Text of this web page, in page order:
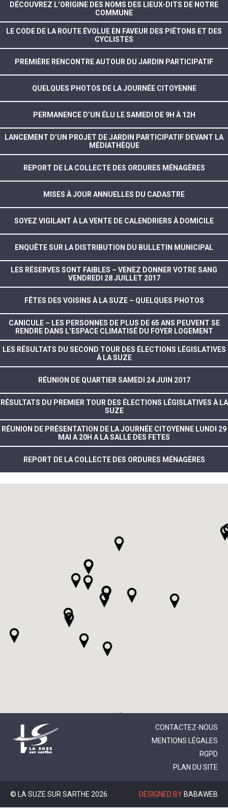
DÉCOUVREZ L’ORIGINE DES NOMS DES LIEUX-DITS DE NOTRE
COMMUNE
LE CODE DE LA ROUTE ÉVOLUE EN FAVEUR DES PIÉTONS ET DES
CYCLISTES
PREMIÈRE RENCONTRE AUTOUR DU JARDIN PARTICIPATIF
QUELQUES PHOTOS DE LA JOURNÉE CITOYENNE
PERMANENCE D’UN ÉLU LE SAMEDI DE 9H À 12H
LANCEMENT D’UN PROJET DE JARDIN PARTICIPATIF DEVANT LA
MÉDIATHÈQUE
REPORT DE LA COLLECTE DES ORDURES MÉNAGÈRES
MISES À JOUR ANNUELLES DU CADASTRE
SOYEZ VIGILANT À LA VENTE DE CALENDRIERS À DOMICILE
ENQUÊTE SUR LA DISTRIBUTION DU BULLETIN MUNICIPAL
LES RÉSERVES SONT FAIBLES – VENEZ DONNER VOTRE SANG
VENDREDI 28 JUILLET 2017
FÊTES DES VOISINS À LA SUZE – QUELQUES PHOTOS
CANICULE – LES PERSONNES DE PLUS DE 65 ANS PEUVENT SE
RENDRE DANS L’ESPACE CLIMATISÉ DU FOYER LOGEMENT
LES RÉSULTATS DU SECOND TOUR DES ÉLECTIONS LÉGISLATIVES
À LA SUZE
RÉUNION DE QUARTIER SAMEDI 24 JUIN 2017
RÉSULTATS DU PREMIER TOUR DES ÉLECTIONS LÉGISLATIVES À LA
SUZE
RÉUNION DE PRÉSENTATION DE LA JOURNÉE CITOYENNE LUNDI 29
MAI A 20H A LA SALLE DES FETES
REPORT DE LA COLLECTE DES ORDURES MÉNAGÈRES
CONTACTEZ-NOUS
MENTIONS LÉGALES
RGPD
PLAN DU SITE
© LA SUZE SUR SARTHE 2026 DESIGNED BY BABAWEB